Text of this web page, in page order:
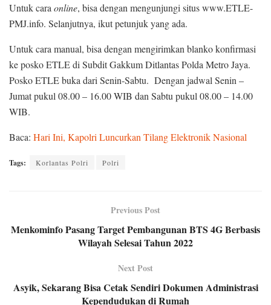
Untuk cara online, bisa dengan mengunjungi situs www.ETLE-
PMJ.info. Selanjutnya, ikut petunjuk yang ada.
Untuk cara manual, bisa dengan mengirimkan blanko konfirmasi
ke posko ETLE di Subdit Gakkum Ditlantas Polda Metro Jaya.
Posko ETLE buka dari Senin-Sabtu. Dengan jadwal Senin –
Jumat pukul 08.00 – 16.00 WIB dan Sabtu pukul 08.00 – 14.00
WIB.
Baca: Hari Ini, Kapolri Luncurkan Tilang Elektronik Nasional
Tags: Korlantas Polri Polri
Previous Post
Menkominfo Pasang Target Pembangunan BTS 4G Berbasis
Wilayah Selesai Tahun 2022
Next Post
Asyik, Sekarang Bisa Cetak Sendiri Dokumen Administrasi
Kependudukan di Rumah